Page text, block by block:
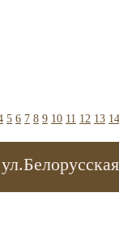
5 6 7 8 9 10 11 12 13 14